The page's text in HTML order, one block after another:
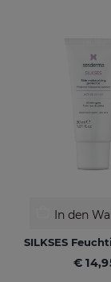
In den
€